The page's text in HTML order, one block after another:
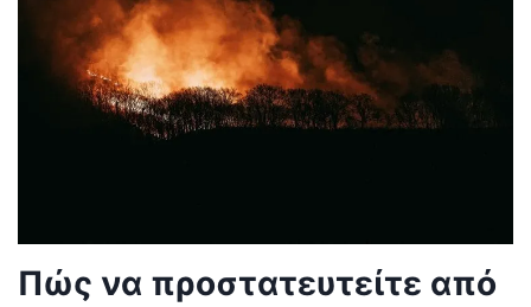
Πώς να προστατευτείτε από